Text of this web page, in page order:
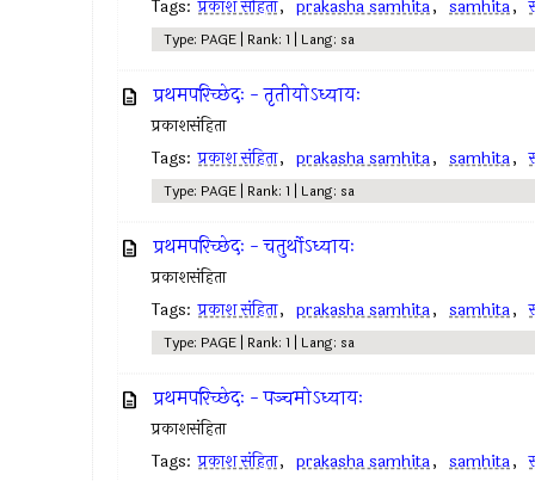
Tags: प्रकाश संहिता, prakasha samhita, samhita,
Type: PAGE | Rank: 1 | Lang: sa
प्रथमपरिच्छेदः - तृतीयोऽध्यायः
प्रकाशसंहिता
Tags: प्रकाश संहिता, prakasha samhita, samhita,
Type: PAGE | Rank: 1 | Lang: sa
प्रथमपरिच्छेदः - चतुर्थोऽध्यायः
प्रकाशसंहिता
Tags: प्रकाश संहिता, prakasha samhita, samhita,
Type: PAGE | Rank: 1 | Lang: sa
प्रथमपरिच्छेदः - पञ्चमोऽध्यायः
प्रकाशसंहिता
Tags: प्रकाश संहिता, prakasha samhita, samhita,